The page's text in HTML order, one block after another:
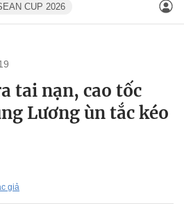
CUP 2026
tai nạn, cao tốc
Lương ùn tắc kéo
giả